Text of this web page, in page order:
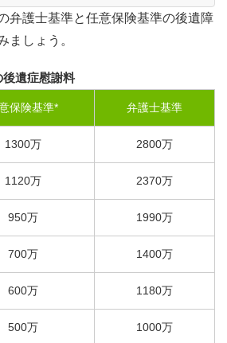
弁護士基準と任意保険基準の後遺障
ましょう。
遺症慰謝料
保険基準* 弁護士基準
1300万 2800万
1120万 2370万
950万 1990万
700万 1400万
600万 1180万
500万 1000万